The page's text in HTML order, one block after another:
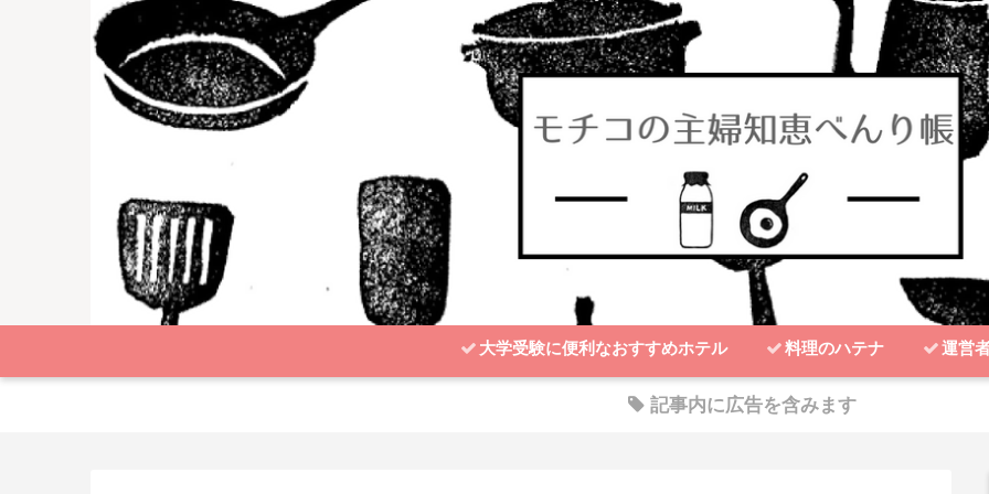
大学受験に便利なおすすめホテル 料理のハテナ 運営
記事内に広告を含みます